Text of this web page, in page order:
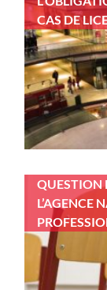
CAS DE
QUESTION
L’AGENCE